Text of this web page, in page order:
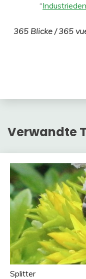
“
365 Blicke / 365
Verwandte
Splitter